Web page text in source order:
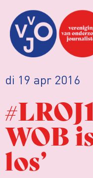
di 19 apr 2016
WOB
los’